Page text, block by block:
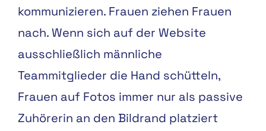
kommunizieren. Frauen ziehen Frauen
nach. Wenn sich auf der Website
ausschließlich männliche
Teammitglieder die Hand schütteln,
Frauen auf Fotos immer nur als passive
Zuhörerin an den Bildrand platziert